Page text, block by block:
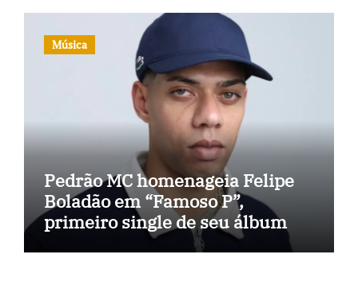
Música
Pedrão MC homenageia Felipe
Boladão em “Famoso P”,
primeiro single de seu álbum